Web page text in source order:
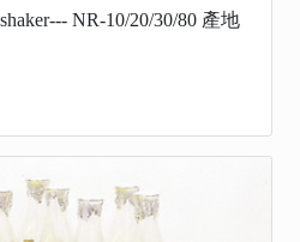
NR-10/20/30/80 產地